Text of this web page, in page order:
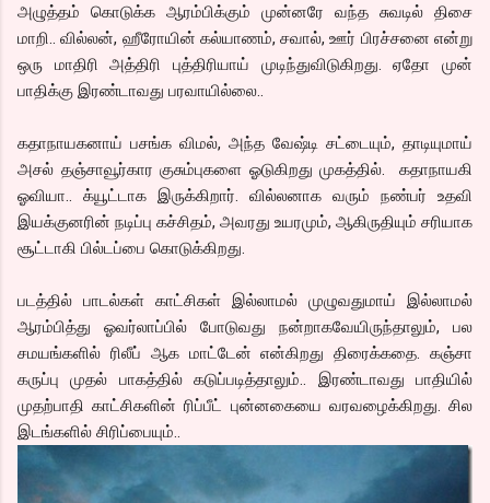
அழுத்தம் கொடுக்க ஆரம்பிக்கும் முன்னரே வந்த சுவடில் திசை
மாறி.. வில்லன், ஹீரோயின் கல்யாணம், சவால், ஊர் பிரச்சனை என்று
ஒரு மாதிரி அத்திரி புத்திரியாய் முடிந்துவிடுகிறது. ஏதோ முன்
பாதிக்கு இரண்டாவது பரவாயில்லை..
கதாநாயகனாய் பசங்க விமல், அந்த வேஷ்டி சட்டையும், தாடியுமாய்
அசல் தஞ்சாவூர்கார குசும்புகளை ஓடுகிறது முகத்தில். கதாநாயகி
ஓவியா.. க்யூட்டாக இருக்கிறார். வில்லனாக வரும் நண்பர் உதவி
இயக்குனரின் நடிப்பு கச்சிதம், அவரது உயரமும், ஆகிருதியும் சரியாக
சூட்டாகி பில்டப்பை கொடுக்கிறது.
படத்தில் பாடல்கள் காட்சிகள் இல்லாமல் முழுவதுமாய் இல்லாமல்
ஆரம்பித்து ஓவர்லாப்பில் போடுவது நன்றாகவேயிருந்தாலும், பல
சமயங்களில் ரிலீப் ஆக மாட்டேன் என்கிறது திரைக்கதை. கஞ்சா
கருப்பு முதல் பாகத்தில் கடுப்படித்தாலும்.. இரண்டாவது பாதியில்
முதற்பாதி காட்சிகளின் ரிப்பீட் புன்னகையை வரவழைக்கிறது. சில
இடங்களில் சிரிப்பையும்..